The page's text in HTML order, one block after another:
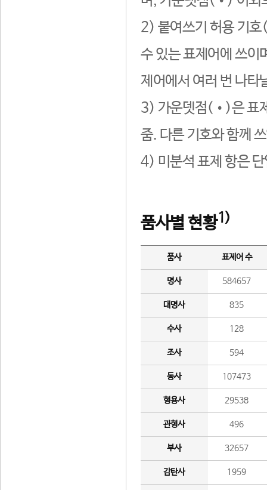
2) 붙여쓰기 허용 기호
수 있는 표제어에 쓰이
제어에서 여러 번 나타
3) 가운뎃점(•)은 표
줌. 다른 기호와 함께
4) 미분석 표제 항은
품사별 현황1)
품사 표제어 수
명사 584657
대명사 835
수사 128
조사 594
동사 107473
형용사 29538
관형사 496
부사 32657
감탄사 1959